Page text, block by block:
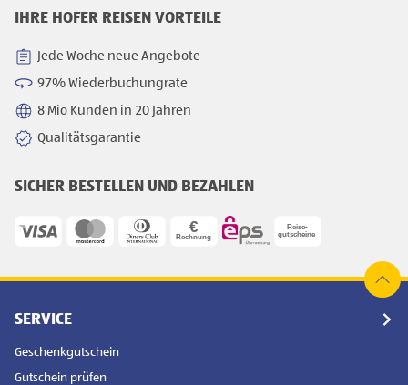
IHRE HOFER REISEN VORTEILE
Jede Woche neue Angebote
97% Wiederbuchungrate
8 Mio Kunden in 20 Jahren
Qualitätsgarantie
SICHER BESTELLEN UND BEZAHLEN
SERVICE
Geschenkgutschein
Gutschein prüfen